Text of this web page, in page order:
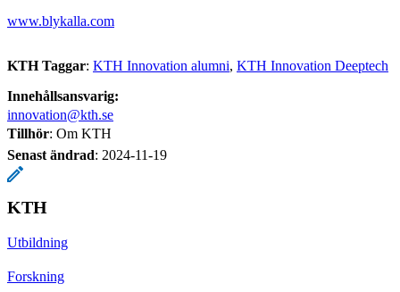
www.blykalla.com
KTH Taggar: KTH Innovation alumni KTH Innovation Deeptech
Innehållsansvarig:
innovation@kth.se
Tillhör: Om KTH
Senast ändrad: 2024-11-19
KTH
Utbildning
Forskning